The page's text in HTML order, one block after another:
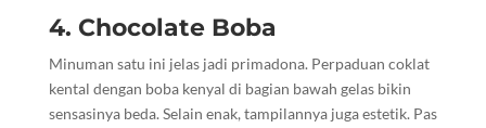
4. Chocolate Boba
Minuman satu ini jelas jadi primadona. Perpaduan coklat
kental dengan boba kenyal di bagian bawah gelas bikin
sensasinya beda. Selain enak, tampilannya juga estetik. Pas